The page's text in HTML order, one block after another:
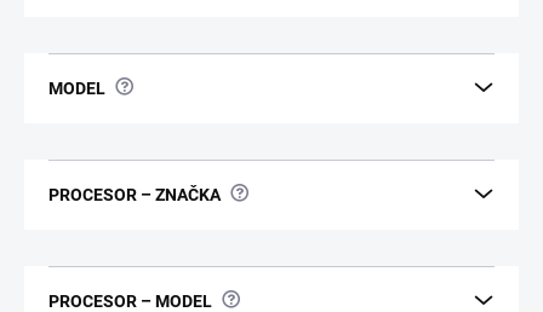
MODEL ?
PROCESOR – ZNAČKA ?
PROCESOR – MODEL ?